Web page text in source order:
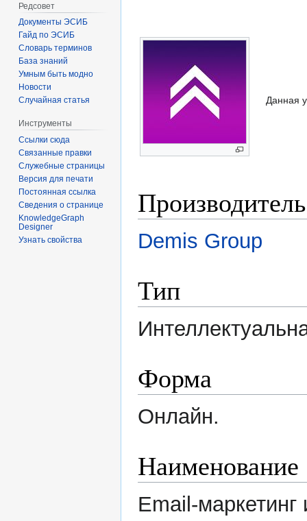
Данная
Demis Group
Тип
Форма
Онлайн.
Наименование
Email-
Редсовет
Документы ЭСИБ
Гайд по ЭСИБ
Словарь терминов
База знаний
Умным быть модно
Новости
Случайная статья
Инструменты
Ссылки сюда
Связанные правки
Служебные страницы
Версия для печати
Постоянная ссылка
Сведения о странице
KnowledgeGraph
Designer
Узнать свойства